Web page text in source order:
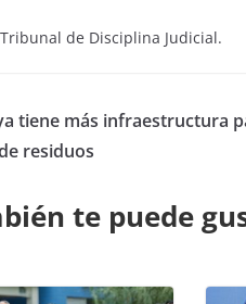
de Disciplina Judicial.
tiene más infraestructura
residuos
te puede